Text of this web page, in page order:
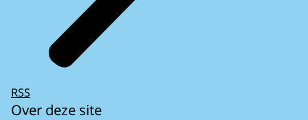
RSS
Over deze site